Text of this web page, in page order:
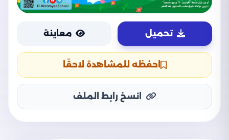
تحميل معاينة
احفظه للمشاهدة لاحقًا
انسخ رابط الملف